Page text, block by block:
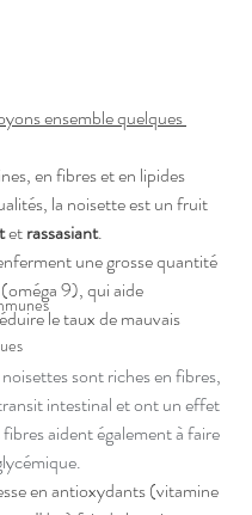
ensemble quelques
en fibres et en lipides
la noisette est un fruit
et rassasiant.
une grosse quantité
9), qui aide
le taux de mauvais
sont riches en fibres,
intestinal et ont un effet
aident également à faire
en antioxydants (vitamine